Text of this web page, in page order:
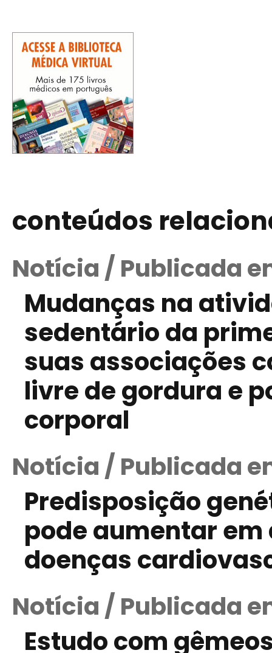
conteúdos
Notícia / Publicada
Mudanças na
sedentário da
suas associações
livre de gordura e
corporal
Notícia / Publicada
Predisposição
pode aumentar em
doenças
Notícia / Publicada
Estudo com